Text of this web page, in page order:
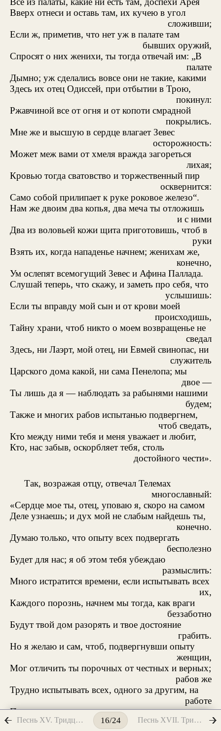
Вверх отнеси и оставь там, их кучею в угол
сложивши;
Если ж, приметив, что нет уж в палате там
бывших оружий,
Спросят о них женихи, ты тогда отвечай им: „В
палате
Дымно; уж сделались вовсе они не такие, какими
Здесь их отец Одиссей, при отбытии в Трою,
покинул:
Ржавчиной все от огня и от копоти смрадной
покрылись.
Мне же и высшую в сердце влагает Зевес
осторожность:
Может меж вами от хмеля вражда загореться
лихая;
Кровью тогда сватовство и торжественный пир
осквернится:
Само собой прилипает к руке роковое железо“.
Нам же двоим два копья, два меча ты отложишь
и с ними
Два из воловьей кожи щита приготовишь, чтоб в
руки
Взять их, когда нападенье начнем; женихам же,
конечно,
Ум ослепят всемогущий Зевес и Афина Паллада.
Слушай теперь, что скажу, и заметь про себя, что
услышишь:
Если ты вправду мой сын и от крови моей
происходишь,
Тайну храни, чтоб никто о моем возвращенье не
сведал
Здесь, ни Лаэрт, мой отец, ни Евмей свинопас, ни
служитель
Царского дома какой, ни сама Пенелопа; мы
двое —
Ты лишь да я — наблюдать за рабынями нашими
будем;
Также и многих рабов испытанью подвергнем,
чтоб сведать,
Кто между ними тебя и меня уважает и любит,
Кто, нас забыв, оскорбляет тебя, столь
достойного чести».
Так, возражая отцу, отвечал Телемах
многославный:
«Сердце мое ты, отец, уповаю я, скоро на самом
Деле узнаешь; и дух мой не слабым найдешь ты,
конечно.
Думаю только, что опыту всех подвергать
бесполезно
Будет для нас; я об этом тебя убеждаю
размыслить:
Много истратится времени, если испытывать всех
их,
Каждого порознь, начнем мы тогда, как враги
беззаботно
Будут твой дом разорять и твое достояние
грабить.
Но я желаю и сам, чтоб, подвергнувши опыту
женщин,
Мог отличить ты порочных от честных и верных;
рабов же
Трудно испытывать всех, одного за другим, на
работе
Порознь живущих; то сделаешь после в досужное
время,
Песнь XV. Тридцать пятый и тридцать шестой день. 16/24 Песнь XVII. Тридцать восьмой день